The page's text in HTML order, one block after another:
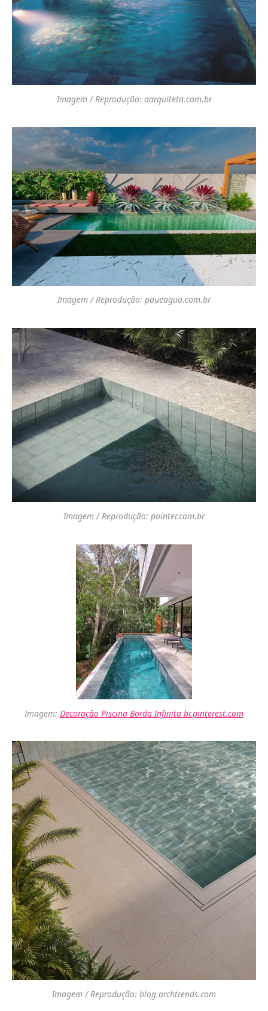
Imagem / Reprodução: aarquiteta.com.br
Imagem / Reprodução: paueagua.com.br
Imagem / Reprodução: pointer.com.br
Imagem: Decoração Piscina Borda Infinita br.pinterest.com
Imagem / Reprodução: blog.archtrends.com